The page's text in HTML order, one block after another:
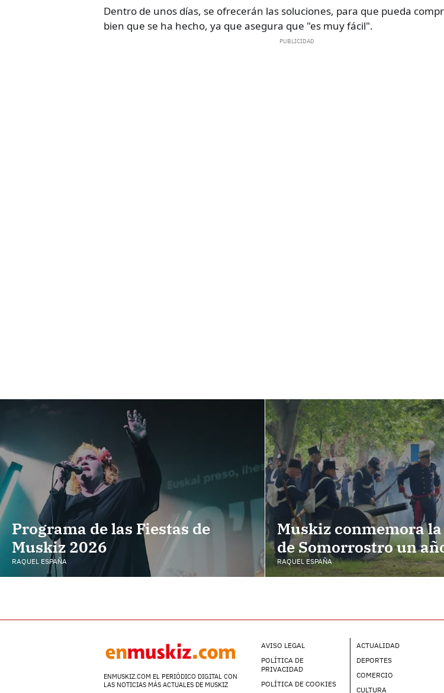
Dentro de unos días, se ofrecerán las soluciones, para que pueda
bien que se ha hecho, ya que asegura que "es muy fácil".
Programa de las Fiestas de
Muskiz 2026
RAQUEL ESPAÑA
Muskiz conmemora
de Somorrostro un
RAQUEL ESPAÑA
ENMUSKIZ.COM EL PERIÓDICO DIGITAL CON
LAS NOTICIAS MÁS ACTUALES DE MUSKIZ
AVISO LEGAL
POLÍTICA DE
PRIVACIDAD
POLÍTICA DE COOKIES
ACTUALIDAD
DEPORTES
COMERCIO
CULTURA